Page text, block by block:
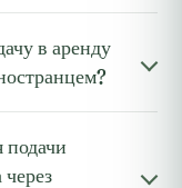
в аренду